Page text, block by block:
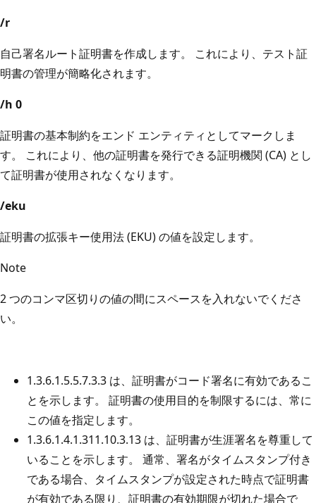
/r
自己署名ルート証明書を作成します。 これにより、テスト証
明書の管理が簡略化されます。
/h 0
証明書の基本制約をエンド エンティティとしてマークしま
す。 これにより、他の証明書を発行できる証明機関 (CA) とし
て証明書が使用されなくなります。
/eku
証明書の拡張キー使用法 (EKU) の値を設定します。
Note
2 つのコンマ区切りの値の間にスペースを入れないでくださ
い。
1.3.6.1.5.5.7.3.3 は、証明書がコード署名に有効であるこ
とを示します。 証明書の使用目的を制限するには、常に
この値を指定します。
1.3.6.1.4.1.311.10.3.13 は、証明書が生涯署名を尊重して
いることを示します。 通常、署名がタイムスタンプ付き
である場合、タイムスタンプが設定された時点で証明書
が有効である限り、証明書の有効期限が切れた場合で